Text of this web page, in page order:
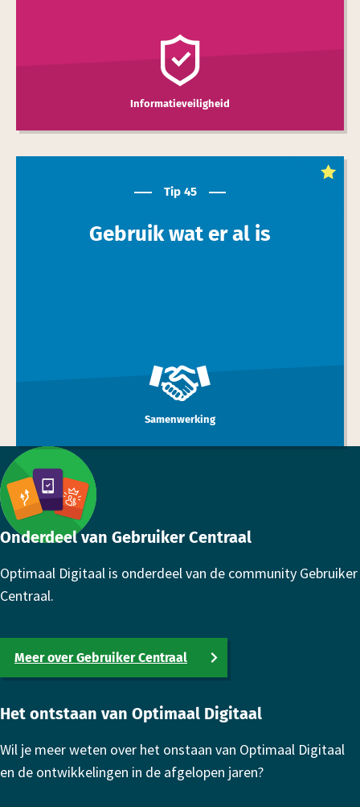
Informatieveiligheid
Dit is een
Tip 45
Gebruik wat er al is
Samenwerking
Footer
Onderdeel van Gebruiker Centraal
Optimaal Digitaal is onderdeel van de community Gebruiker
Centraal.
Meer over Gebruiker Centraal
Het ontstaan van Optimaal Digitaal
Wil je meer weten over het onstaan van Optimaal Digitaal
en de ontwikkelingen in de afgelopen jaren?